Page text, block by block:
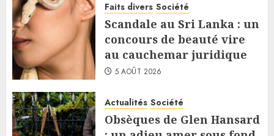
Faits divers Société
Scandale au Sri Lanka : un
concours de beauté vire
au cauchemar juridique
5 AOÛT 2026
Actualités Société
Obsèques de Glen Hansard